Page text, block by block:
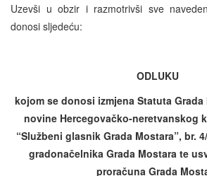
Uzevši u obzir i razmotrivši sve
donosi sljedeću:
ODLUKU
kojom se donosi izmjena Statuta Grada
novine Hercegovačko-neretvanskog
“Službeni glasnik Grada Mostara”, br.
gradonačelnika Grada Mostara te
proračuna Grada